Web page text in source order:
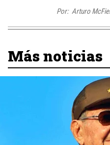
Por: Arturo
Más noticias